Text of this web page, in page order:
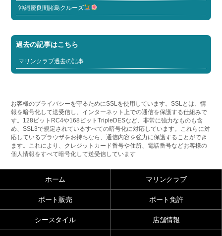
沖縄慶良間諸島クルーズ
過去の記事はこちら
マリンクラブ過去の記事
お客様のプライバシーを守るためにSSLを使用しています。SSLとは、情
報を暗号化して送受信し、インターネット上での通信を保護する仕組みで
す。128ビットRC4や168ビットTripleDESなど、非常に強力なものも含
め、SSL3で規定されているすべての暗号化に対応しています。これらに対
応しているブラウザをお持ちなら、通信内容を強力に保護することができ
ます。これにより、クレジットカード番号や住所、電話番号などお客様の
個人情報をすべて暗号化して送受信しています
ホーム マリンクラブ
ボート販売 ボート免許
シースタイル 店舗情報